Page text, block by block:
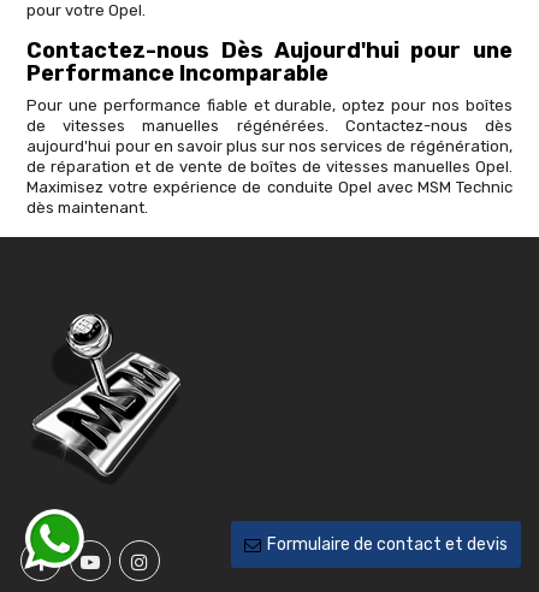
pour votre Opel.
Contactez-nous Dès Aujourd'hui pour une
Performance Incomparable
Pour une performance fiable et durable, optez pour nos boîtes
de vitesses manuelles régénérées. Contactez-nous dès
aujourd'hui pour en savoir plus sur nos services de régénération,
de réparation et de vente de boîtes de vitesses manuelles Opel.
Maximisez votre expérience de conduite Opel avec MSM Technic
dès maintenant.
Formulaire de contact et devis